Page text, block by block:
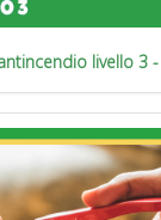
livello 3